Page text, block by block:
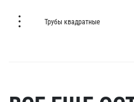
Трубы квадратные